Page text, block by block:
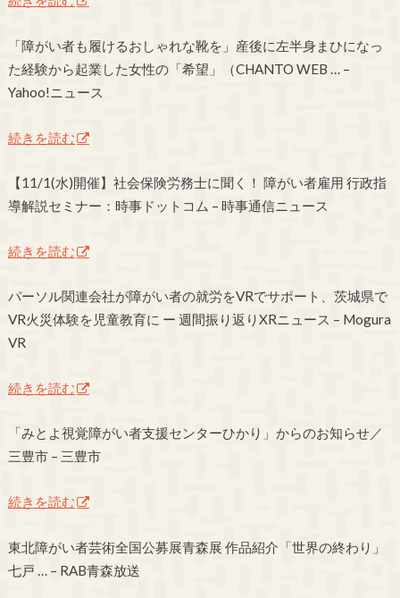
「障がい者も履けるおしゃれな靴を」産後に左半身まひになっ
た経験から起業した女性の「希望」（CHANTO WEB … –
Yahoo!ニュース
続きを読む
【11/1(水)開催】社会保険労務士に聞く！ 障がい者雇用 行政指
導解説セミナー：時事ドットコム – 時事通信ニュース
続きを読む
パーソル関連会社が障がい者の就労をVRでサポート、茨城県で
VR火災体験を児童教育に ー 週間振り返りXRニュース – Mogura
VR
続きを読む
「みとよ視覚障がい者支援センターひかり」からのお知らせ／
三豊市 – 三豊市
続きを読む
東北障がい者芸術全国公募展青森展 作品紹介「世界の終わり」
七戸 … – RAB青森放送